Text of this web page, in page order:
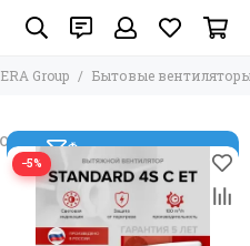
ERA Group Бытовые
Фильтр товаров
−5%